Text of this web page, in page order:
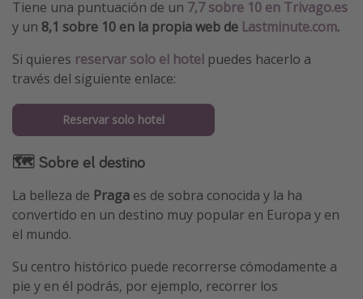
Tiene una puntuación de un 7,7 sobre 10 en Trivago.es
y un 8,1 sobre 10 en la propia web de Lastminute.com.
Si quieres reservar solo el hotel puedes hacerlo a
través del siguiente enlace:
Reservar solo hotel
🗺 Sobre el destino
La belleza de Praga es de sobra conocida y la ha
convertido en un destino muy popular en Europa y en
el mundo.
Su centro histórico puede recorrerse cómodamente a
pie y en él podrás, por ejemplo, recorrer los